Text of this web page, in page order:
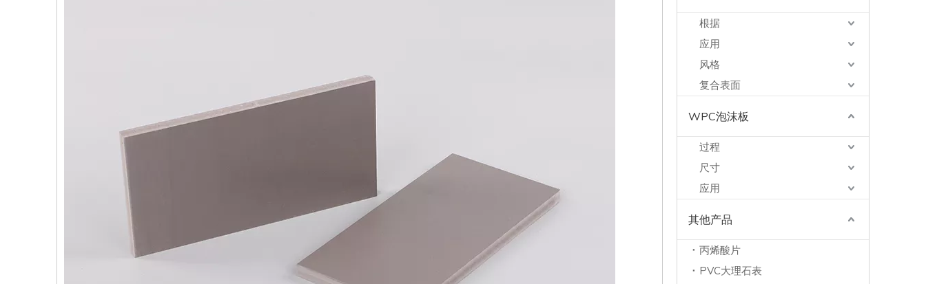
根据
应用
风格
复合表面
WPC泡沫板
过程
尺寸
应用
其他产品
丙烯酸片
PVC大理石表